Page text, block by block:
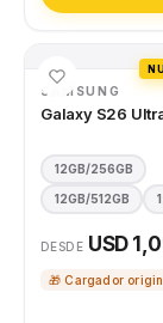
SAMSUNG
Galaxy S26
12GB/256GB
12GB/512GB
DESDE USD
🎁 Cargador